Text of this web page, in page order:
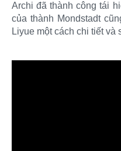
Archi đã thành công tái
của thành Mondstadt
Liyue một cách chi tiết và